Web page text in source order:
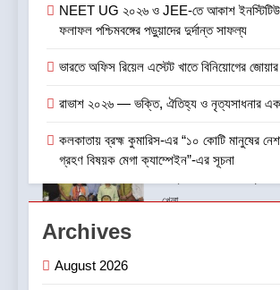
8
আন্তর্জাতিক খেতাবজয়ী
সম্বর্ধনা দিলো ডিব্যেন্দু
বাসিরহাটে প্রথমবার টেলি-
স্বাস্থ্য
NEET UG ২০২৬ ও JEE-তে আকাশ
ফলাফল পশ্চিমবঙ্গের পড়ুয়াদের দুর্দান্ত সাফল্য
ভারতে অফিস রিয়েল এস্টেট খাতে বিনিয়োগের জোয়ার
রাভাশ ২০২৬ — ভক্তি, ঐতিহ্য ও নৃত্যসাধনার
কলকাতায় ব্রহ্ম কুমারিস-এর “১০ কোটি মানুষের
গ্রহণ বিষয়ক মেগা ক্যাম্পেইন”-এর সূচনা
Archives
August 2026